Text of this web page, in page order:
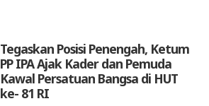
Tegaskan Posisi Penengah, Ketum
PP IPA Ajak Kader dan Pemuda
Kawal Persatuan Bangsa di HUT
ke- 81 RI